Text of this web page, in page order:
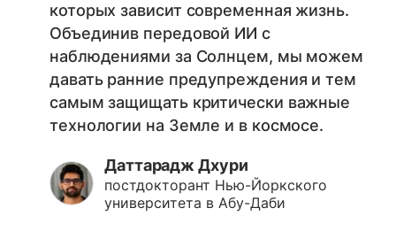
которых зависит современная жизнь.
Объединив передовой ИИ с
наблюдениями за Солнцем, мы можем
давать ранние предупреждения и тем
самым защищать критически важные
технологии на Земле и в космосе.
Даттарадж Дхури
постдокторант Нью-Йоркского
университета в Абу-Даби